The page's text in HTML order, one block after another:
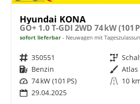
Hyundai KONA
sofort lieferbar Neuwagen mit
Fahrzeugnr. 350551 Getriebe
Kraftstoff Benzin Außenfarbe Atlas
Leistung 74 kW (101 PS) Kilometerstand 10
29.04.2025